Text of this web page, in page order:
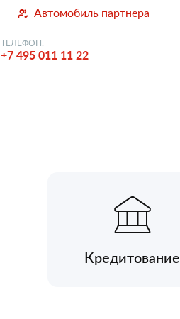
Автомобиль партнера
ТЕЛЕФОН:
+7 495 011 11 22
Кредитование